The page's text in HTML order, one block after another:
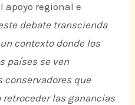
apoyo regional e
debate transcienda
contexto donde los
países se ven
conservadores que
las ganancias